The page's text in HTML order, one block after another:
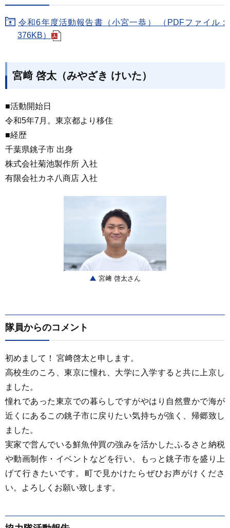
令和6年度活動報告書（小宮一恭） （PDFファイル :
376KB）
宮﨑 啓太（みやざき けいた）
■活動開始日
令和5年7月。東京都より移住
■経歴
千葉県銚子市 出身
株式会社菊池製作所 入社
有限会社カネ八商店 入社
宮﨑 啓太さん
隊員からのコメント
初めまして！ 宮﨑啓太と申します。
高校生のころ、東京に憧れ、大学に入学すると共に上京し
ました。
憧れであった東京での暮らしですがやはり自然豊かで海が
近くにあるこの銚子市に戻りたい気持ちが強く、帰郷致し
ました。
実家で営んでいる鮮魚仲買の強みを活かしたふるさと納税
や動画制作・イベントなどを行い、もっと銚子市を盛り上
げて行きたいです。町で見かけたらぜひお声がけくださ
い。よろしくお願い致します。